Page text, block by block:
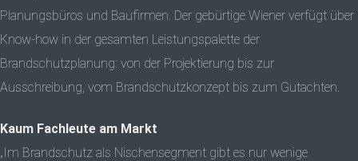
Planungsbüros und Baufirmen. Der gebürtige Wiener verfügt über
Know-how in der gesamten Leistungspalette der
Brandschutzplanung: von der Projektierung bis zur
Ausschreibung, vom Brandschutzkonzept bis zum Gutachten.
Kaum Fachleute am Markt
„Im Brandschutz als Nischensegment gibt es nur wenige